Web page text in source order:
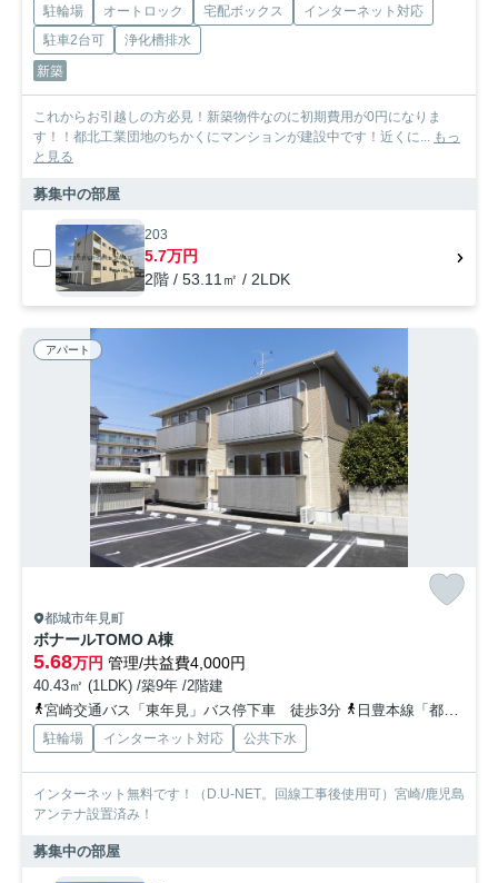
駐輪場 オートロック 宅配ボックス
インターネット対応
駐車2台可
浄化槽排水
新築
これからお引越しの方必見！新築物件なのに初期費用が0円になりま
す！！都北工業団地のちかくにマンションが建設中です！近くに... もっ
と見る
募集中の部屋
203
5.7万円
2階 / 53.11㎡ / 2LDK
アパート
都城市年見町
ボナールTOMO A棟
5.68万円 管理/共益費4,000円
40.43㎡ (1LDK) /築9年 /2階建
宮崎交通バス「東年見」バス停下車 徒歩3分
日豊本線「都城」駅 徒歩21分
駐輪場 インターネット対応 公共下水
インターネット無料です！（D.U-NET。回線工事後使用可）宮崎/鹿児島
アンテナ設置済み！
募集中の部屋